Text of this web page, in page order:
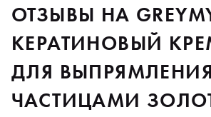
ОТЗЫВЫ НА
КЕРАТИНОВЫЙ
ДЛЯ
ЧАСТИЦАМИ